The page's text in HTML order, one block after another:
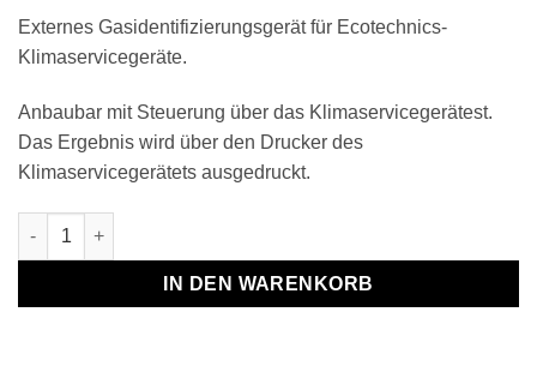
Externes Gasidentifizierungsgerät für Ecotechnics-
Klimaservicegeräte.
Anbaubar mit Steuerung über das Klimaservicegerätest.
Das Ergebnis wird über den Drucker des
Klimaservicegerätets ausgedruckt.
Klima_Gasidentifizierungsgerät extern Menge
IN DEN WARENKORB